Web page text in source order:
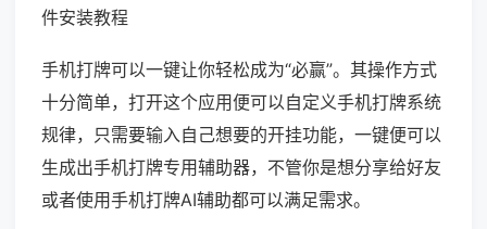
件安装教程
手机打牌可以一键让你轻松成为“必赢”。其操作方式
十分简单，打开这个应用便可以自定义手机打牌系统
规律，只需要输入自己想要的开挂功能，一键便可以
生成出手机打牌专用辅助器，不管你是想分享给好友
或者使用手机打牌AI辅助都可以满足需求。